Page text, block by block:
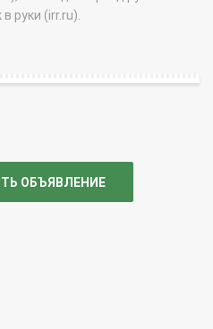
руки (irr.ru).
ОБЪЯВЛЕНИЕ